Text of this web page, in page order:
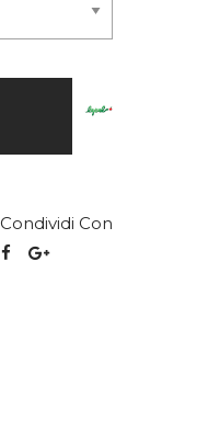
Condividi Con